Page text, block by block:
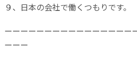
９、日本の会社で働くつもりです。
ーーーーーーーーーーーーーーーー
ーーー